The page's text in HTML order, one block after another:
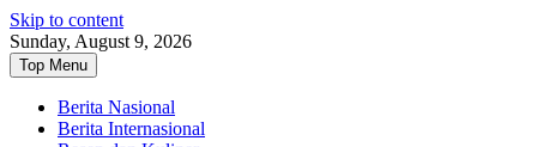
Skip to content
Sunday, August 9, 2026
Top Menu
Berita Nasional
Berita Internasional